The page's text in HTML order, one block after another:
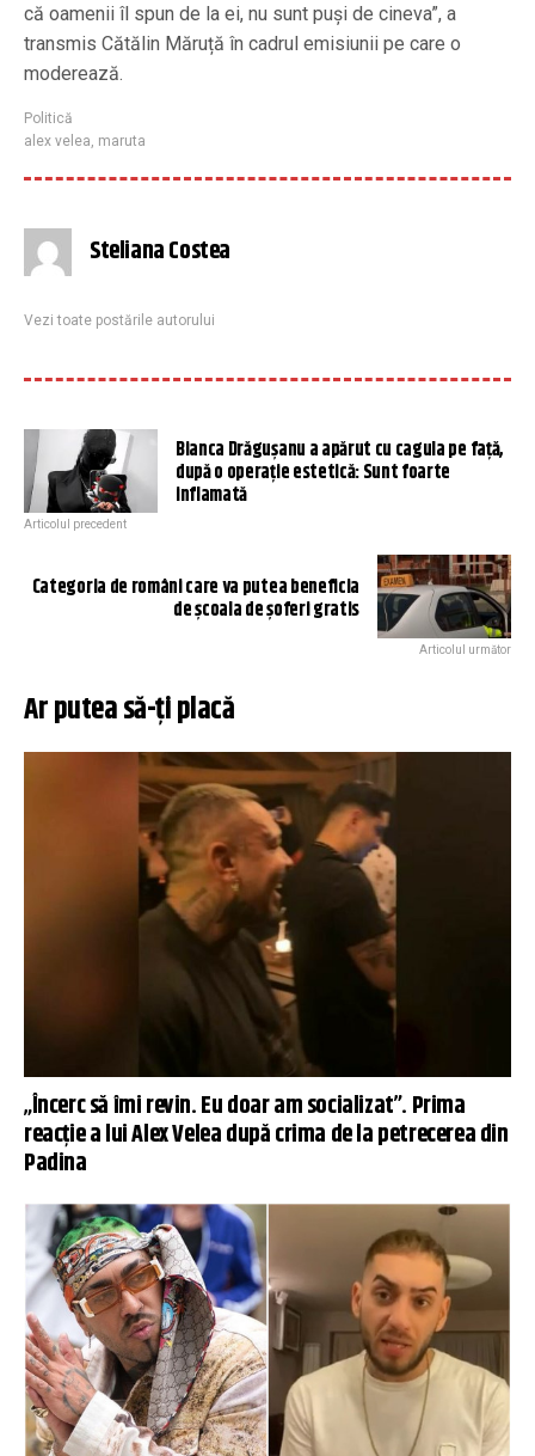
că oamenii îl spun de la ei, nu sunt puși de cineva”, a
transmis Cătălin Măruță în cadrul emisiunii pe care o
moderează.
Politică
alex velea, maruta
Steliana Costea
Vezi toate postările autorului
Bianca Drăgușanu a apărut cu cagula pe față,
după o operație estetică: Sunt foarte
inflamată
Articolul precedent
Categoria de români care va putea beneficia
de școala de șoferi gratis
Articolul următor
Ar putea să-ți placă
„Încerc să îmi revin. Eu doar am socializat”. Prima
reacție a lui Alex Velea după crima de la petrecerea din
Padina